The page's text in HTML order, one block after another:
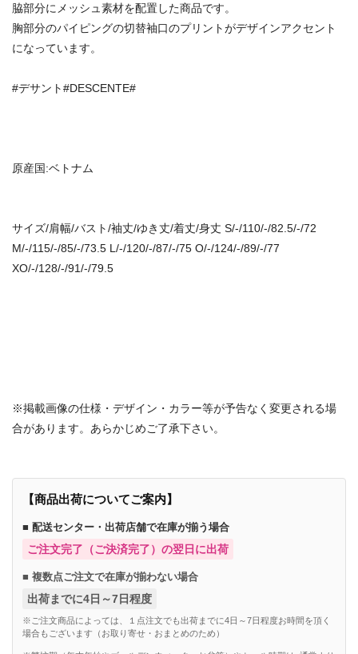
脇部分にメッシュ素材を配置した商品です。
胸部分のパイピングの切替袖口のプリントがデザインアクセント
になっています。
#デサント#DESCENTE#
原産国:ベトナム
サイズ/肩幅/バスト/袖丈/ゆき丈/着丈/身丈 S/-/110/-/82.5/-/72
M/-/115/-/85/-/73.5 L/-/120/-/87/-/75 O/-/124/-/89/-/77
XO/-/128/-/91/-/79.5
※掲載画像の仕様・デザイン・カラー等が予告なく変更される場
合があります。あらかじめご了承下さい。
【商品出荷についてご案内】
■ 配送センター・出荷店舗で在庫が揃う場合
ご注文完了（ご決済完了）の翌日に出荷
■ 複数点ご注文で在庫が揃わない場合
出荷までに4日～7日程度
※ご注文商品によっては、１点注文でも出荷までに4日～7日程度お時間を頂く
場合もございます（お取り寄せ・おまとめのため）